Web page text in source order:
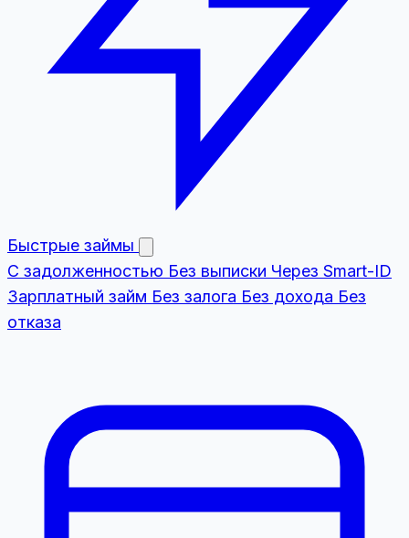
Быстрые займы
С задолженностью Без выписки Через Smart-ID
Зарплатный займ Без залога Без дохода Без
отказа